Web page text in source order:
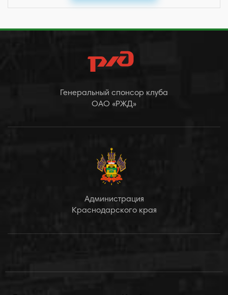
Генеральный спонсор клуба
ОАО «РЖД»
Администрация
Краснодарского края